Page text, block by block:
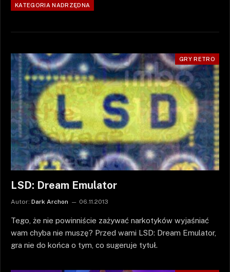
KATEGORIA NADRZĘDNA
GRY RETRO
LSD: Dream Emulator
Autor: Dark Archon 06.11.2013
Tego, że nie powinniście zażywać narkotyków wyjaśniać
wam chyba nie muszę? Przed wami LSD: Dream Emulator,
gra nie do końca o tym, co sugeruje tytuł.